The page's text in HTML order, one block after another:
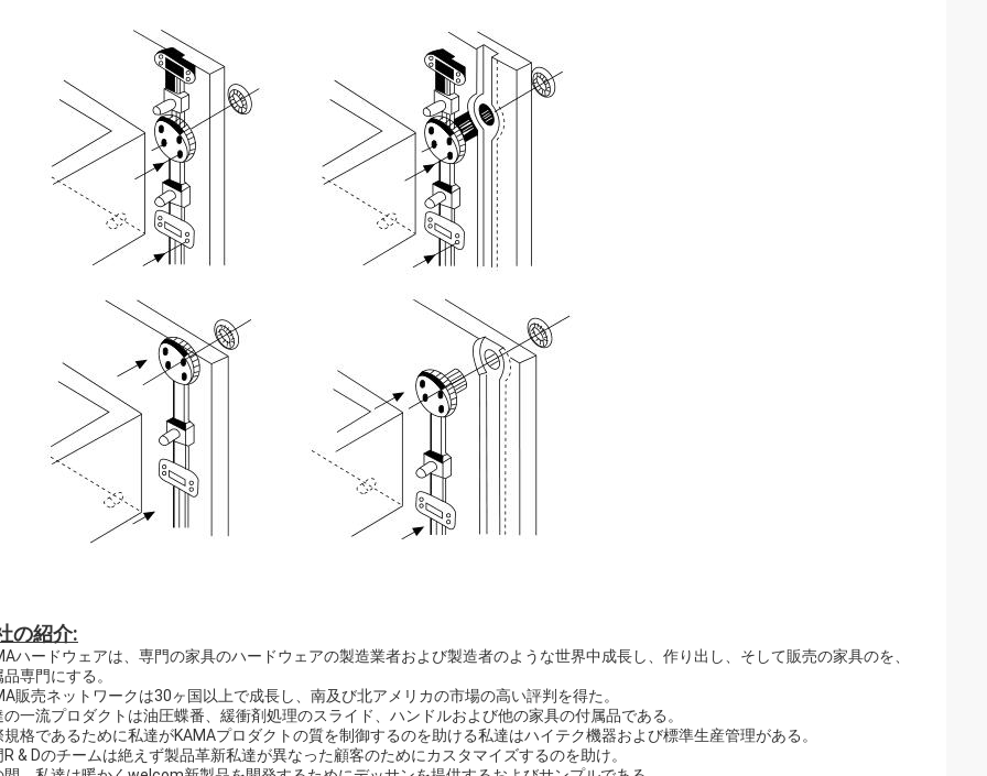
の紹介:
ハードウェアは、専門の家具のハードウェアの製造業者および製造者のような世界中成長し、作り出し、そして販売の家具のを、
専門にする。
販売ネットワークは30ヶ国以上で成長し、南及び北アメリカの市場の高い評判を得た。
の一流プロダクトは油圧蝶番、緩衝剤処理のスライド、ハンドルおよび他の家具の付属品である。
規格であるために私達がKAMAプロダクトの質を制御するのを助ける私達はハイテク機器および標準生産管理がある。
R & Dのチームは絶えず製品革新私達が異なった顧客のためにカスタマイズするのを助け。